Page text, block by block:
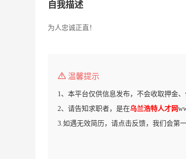
自我描述
为人忠诚正直！
温馨提示
1、本平台仅供信息发布，不会收取押金
2、请告知求职者，是在乌兰浩特人才网
3.如遇无效简历，请点击反馈，我们会第